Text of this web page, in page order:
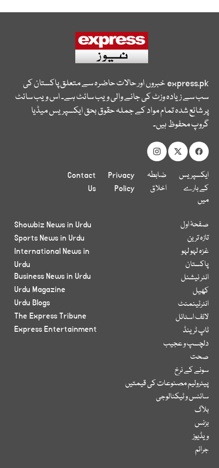
express.pkخبروں اور حالات حاضرہ سے متعلق پاکستان کی
سب سے زیادہ وزٹ کی جانے والی ویب سائٹ ہے۔ اس ویب سائٹ
پر شائع شدہ تمام مواد کے جملہ حقوق بحق ایکسپریس میڈیا
گروپ محفوظ ہیں۔
ایکسپریس
کے بارے
میں
ضابطہ
اخلاق
Privacy
Policy
Contact
Us
صفحۂ اول
تازہ ترین
غزہ لہو لہو
پاکستان
انٹر نیشنل
کھیل
انٹرٹینمنٹ
لائف اسٹائل
ٹاپ ٹرینڈ
دلچسپ و عجیب
صحت
سونے کے نرخ
پیٹرولیم مصنوعات کی قیمتیں
سائنس و ٹیکنالوجی
بلاگ
بزنس
ویڈیوز
جرائم
Showbiz News in Urdu
Sports News in Urdu
International News in
Urdu
Business News in Urdu
Urdu Magazine
Urdu Blogs
The Express Tribune
Express Entertainment